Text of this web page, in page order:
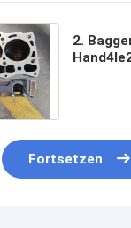
2.
Fortsetzen